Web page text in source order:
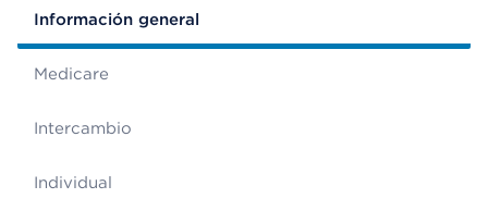
Información general
Medicare
Intercambio
Individual